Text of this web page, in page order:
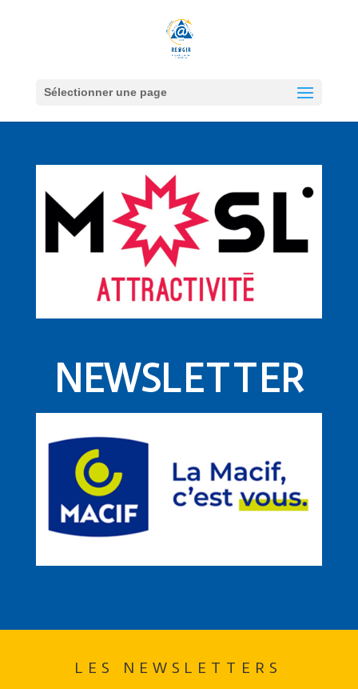
Sélectionner une page
NEWSLETTER
LES NEWSLETTERS